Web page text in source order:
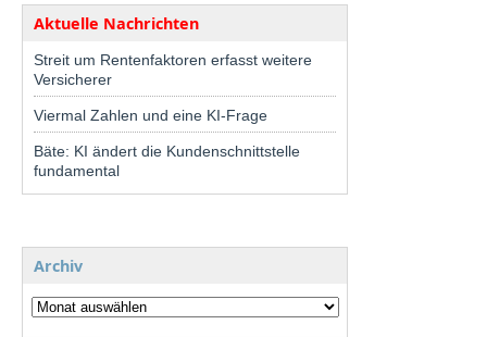
Aktuelle Nachrichten
Streit um Rentenfaktoren erfasst weitere
Versicherer
Viermal Zahlen und eine KI-Frage
Bäte: KI ändert die Kundenschnittstelle
fundamental
Archiv